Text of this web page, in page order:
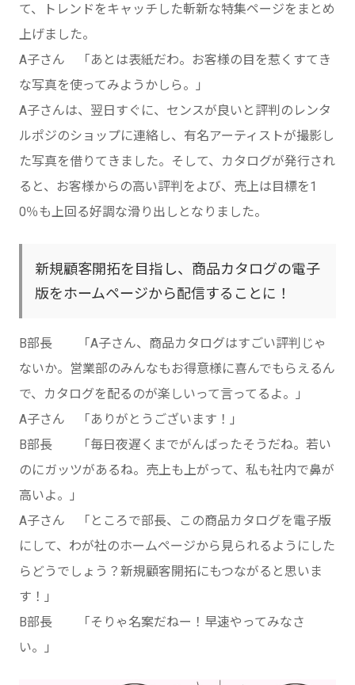
て、トレンドをキャッチした斬新な特集ページをまとめ
上げました。
A子さん 「あとは表紙だわ。お客様の目を惹くすてき
な写真を使ってみようかしら。」
A子さんは、翌日すぐに、センスが良いと評判のレンタ
ルポジのショップに連絡し、有名アーティストが撮影し
た写真を借りてきました。そして、カタログが発行され
ると、お客様からの高い評判をよび、売上は目標を1
0％も上回る好調な滑り出しとなりました。
新規顧客開拓を目指し、商品カタログの電子
版をホームページから配信することに！
B部長 「A子さん、商品カタログはすごい評判じゃ
ないか。営業部のみんなもお得意様に喜んでもらえるん
で、カタログを配るのが楽しいって言ってるよ。」
A子さん 「ありがとうございます！」
B部長 「毎日夜遅くまでがんばったそうだね。若い
のにガッツがあるね。売上も上がって、私も社内で鼻が
高いよ。」
A子さん 「ところで部長、この商品カタログを電子版
にして、わが社のホームページから見られるようにした
らどうでしょう？新規顧客開拓にもつながると思いま
す！」
B部長 「そりゃ名案だねー！早速やってみなさ
い。」